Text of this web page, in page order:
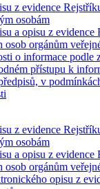
z evidence
osobám
a opisu z evidence
osob orgánům
o informace podle
přístupu k
v
z evidence
osobám
a opisu z evidence
osob orgánům
opisu z